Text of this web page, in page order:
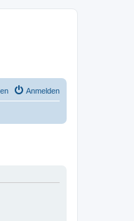
Anmelden